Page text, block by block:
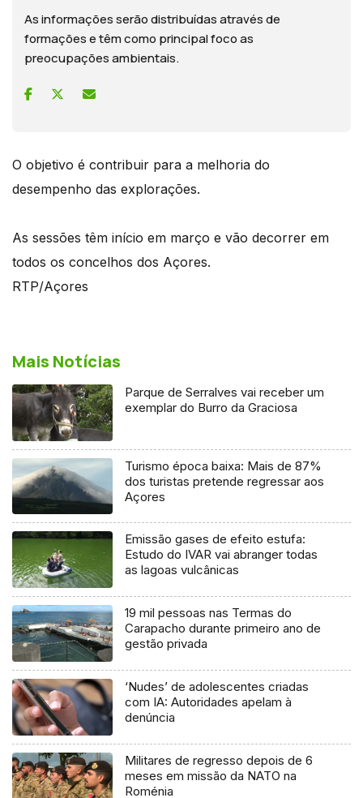
As informações serão distribuídas através de
formações e têm como principal foco as
preocupações ambientais.
O objetivo é contribuir para a melhoria do
desempenho das explorações.
As sessões têm início em março e vão decorrer em
todos os concelhos dos Açores.
RTP/Açores
Mais Notícias
Parque de Serralves vai receber um
exemplar do Burro da Graciosa
Turismo época baixa: Mais de 87%
dos turistas pretende regressar aos
Açores
Emissão gases de efeito estufa:
Estudo do IVAR vai abranger todas
as lagoas vulcânicas
19 mil pessoas nas Termas do
Carapacho durante primeiro ano de
gestão privada
‘Nudes’ de adolescentes criadas
com IA: Autoridades apelam à
denúncia
Militares de regresso depois de 6
meses em missão da NATO na
Roménia